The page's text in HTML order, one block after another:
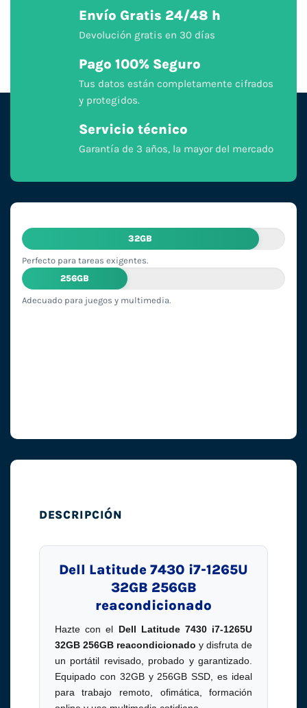
Envío Gratis 24/48 h
Devolución gratis en 30 días
Pago 100% Seguro
Tus datos están completamente cifrados
y protegidos.
Servicio técnico
Garantía de 3 años, la mayor del mercado
32GB
Perfecto para tareas exigentes.
256GB
Adecuado para juegos y multimedia.
DESCRIPCIÓN
Dell Latitude 7430 i7-1265U
32GB 256GB
reacondicionado
Hazte con el Dell Latitude 7430 i7-1265U
32GB 256GB reacondicionado y disfruta de
un portátil revisado, probado y garantizado.
Equipado con 32GB y 256GB SSD, es ideal
para trabajo remoto, ofimática, formación